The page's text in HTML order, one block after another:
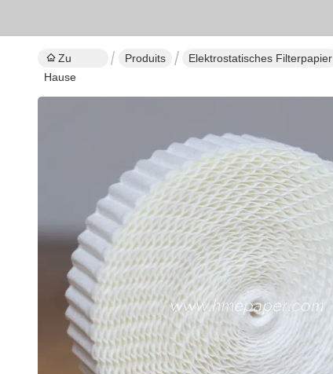
Zu
Hause
Produits Elektrostatisches Filterpapier